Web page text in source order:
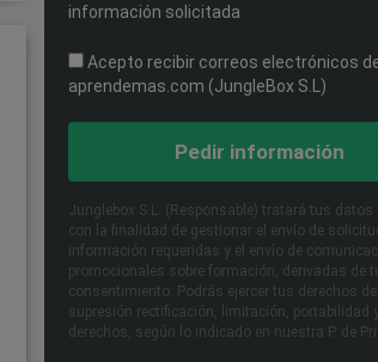
información solicitada
Acepto recibir correos electrónicos
aprendemas.com (JungleBox S.L)
Pedir información
Junglebox S.L. (Responsable) tratará tus datos
con la finalidad de gestionar el envío de
información requeridas y el envío de
promocionales sobre formación, derivadas de
consentimiento. Podrás ejercer tus derechos
supresión rectificación, limitación, portabilidad
derechos, según lo indicado en nuestra P. de